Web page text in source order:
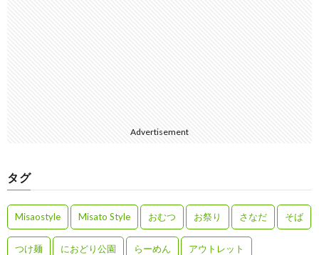
Advertisement
タグ
Misaostyle Misato Style おむつ お祭り さなだ そば
つけ麺 におどり公園 らーめん アウトレット